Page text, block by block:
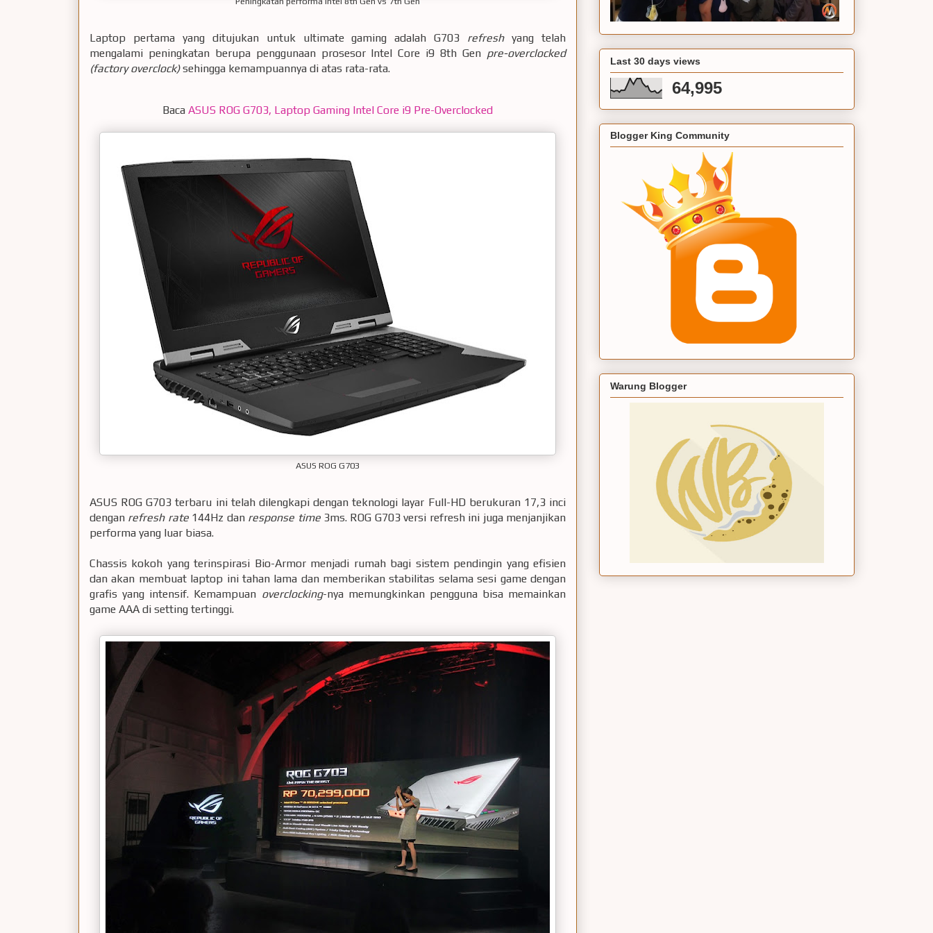
Laptop pertama yang ditujukan untuk ultimate gaming adalah G703 refreshyang telah
mengalami peningkatan berupa penggunaan prosesor Intel Core i9 8th Gen pre-overclocked
(factory overclock)sehingga kemampuannya di atas rata-rata.
Baca ASUS ROG G703, Laptop Gaming Intel Core i9 Pre-Overclocked
ASUS ROG G703
ASUS ROG G703 terbaru ini telah dilengkapi dengan teknologi layar Full-HD berukuran 17,3 inci
dengan refresh rate144Hz dan response time 3ms. ROG G703 versi refresh ini juga menjanjikan
performa yang luar biasa.
Chassis kokoh yang terinspirasi Bio-Armor menjadi rumah bagi sistem pendingin yang efisien
dan akan membuat laptop ini tahan lama dan memberikan stabilitas selama sesi game dengan
grafis yang intensif. Kemampuan overclocking-nya memungkinkan pengguna bisa memainkan
game AAA di setting tertinggi.
Last 30 days views
64,995
Blogger King Community
Warung Blogger